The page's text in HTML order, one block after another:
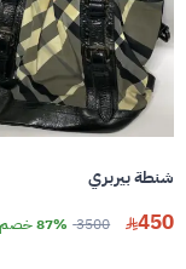
شنطة بيربري
450
3500 87% خصم